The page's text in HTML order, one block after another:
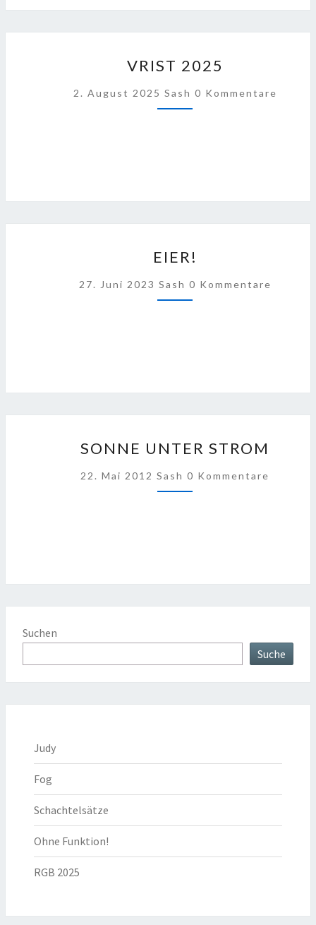
2025
VRIST 2025
2. August 2025 Sash Kommentare
0 Kommentare
EIER!
27. Juni 2023 Sash Kommentare
0 Kommentare
UNTER
STROM
SONNE UNTER STROM
22. Mai 2012 Sash Kommentare
0 Kommentare
Suchen
Suche
Judy
Fog
Schachtelsätze
Ohne Funktion!
RGB 2025